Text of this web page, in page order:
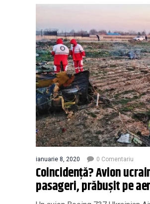
ianuarie 8, 2020 0 Comentariu
Coincidență? Avion
pasageri, prăbușit pe